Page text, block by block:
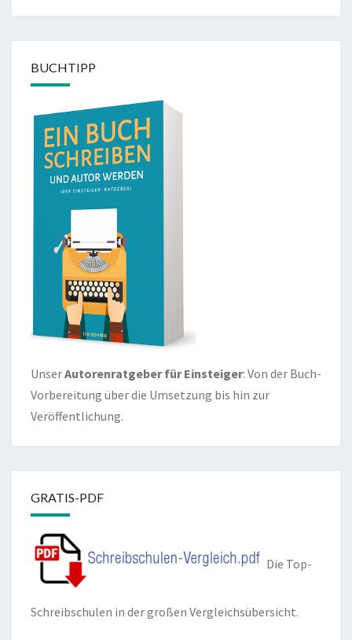
BUCHTIPP
UnserAutorenratgeber für Einsteiger: Von der Buch-
Vorbereitung über die Umsetzung bis hin zur
Veröffentlichung.
GRATIS-PDF
Die Top-
Schreibschulen in der großen Vergleichsübersicht.